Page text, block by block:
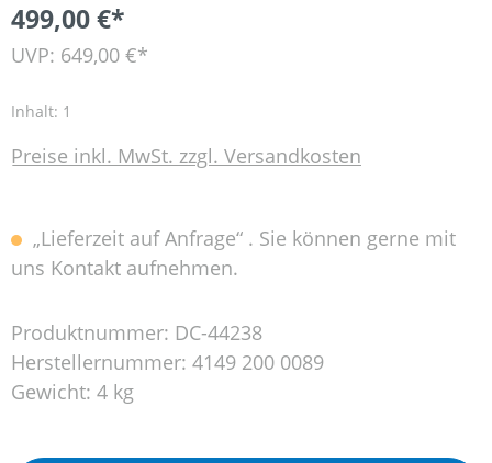
499,00 €*
UVP: 649,00 €*
Inhalt: 1
Preise inkl. MwSt. zzgl. Versandkosten
„Lieferzeit auf Anfrage“ . Sie können gerne mit
uns Kontakt aufnehmen.
Produktnummer: DC-44238
Herstellernummer: 4149 200 0089
Gewicht: 4 kg